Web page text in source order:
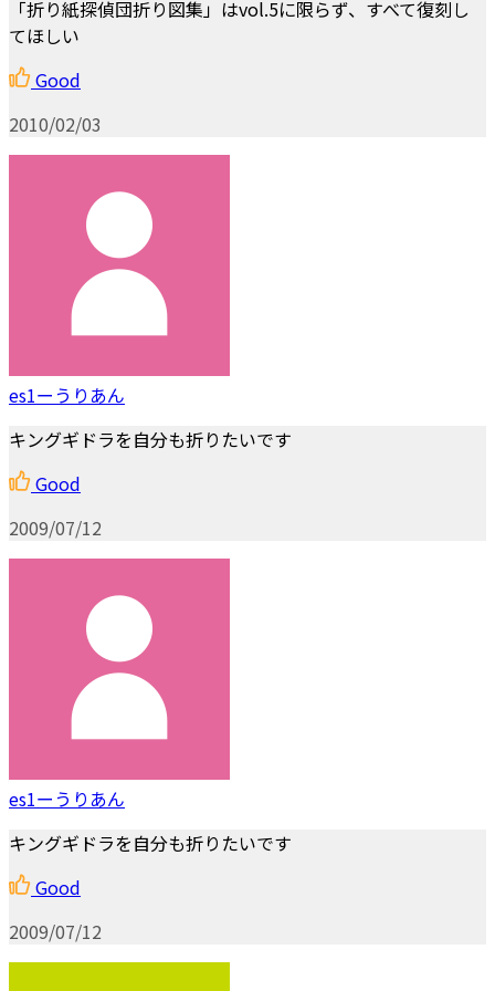
「折り紙探偵団折り図集」はvol.5に限らず、すべて復刻し
てほしい
Good
2010/02/03
es1ーうりあん
キングギドラを自分も折りたいです
Good
2009/07/12
es1ーうりあん
キングギドラを自分も折りたいです
Good
2009/07/12